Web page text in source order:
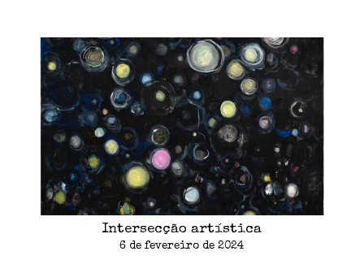
Intersecção artística
6 de fevereiro de 2024